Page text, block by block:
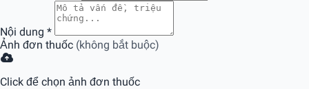
Nội dung *
Ảnh đơn thuốc (không bắt buộc)
Click để chọn ảnh đơn thuốc